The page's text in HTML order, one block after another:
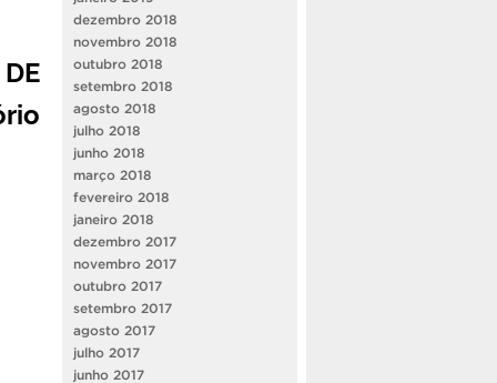
dezembro 2018
novembro 2018
outubro 2018
setembro 2018
agosto 2018
julho 2018
junho 2018
março 2018
fevereiro 2018
janeiro 2018
dezembro 2017
novembro 2017
outubro 2017
setembro 2017
agosto 2017
julho 2017
junho 2017